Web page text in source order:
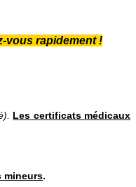
vous rapidement !
Les certificats médicaux
mineurs.